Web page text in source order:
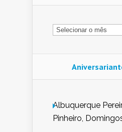
Arquivo
Albuquerque
Pinheiro,